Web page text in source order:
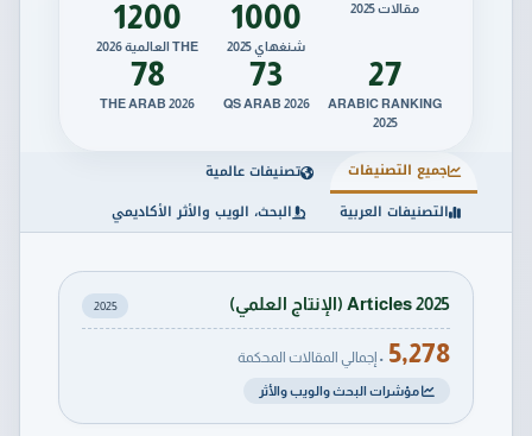
مقالات 2025
1000
شنغهاي 2025
1200
THE العالمية 2026
27
ARABIC RANKING
2025
73
QS ARAB 2026
78
THE ARAB 2026
جميع التصنيفات
تصنيفات عالمية
التصنيفات العربية
البحث، الويب والأثر الأكاديمي
Articles 2025 (الإنتاج العلمي) 2025
5,278 • إجمالي المقالات المحكمة
مؤشرات البحث والويب والأثر